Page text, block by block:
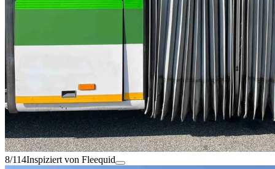
8/114Inspiziert von Fleequid